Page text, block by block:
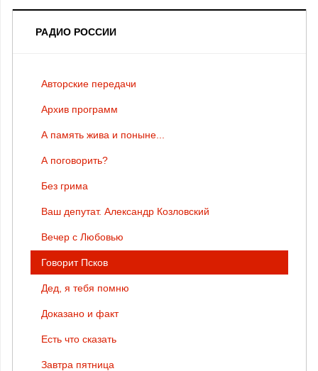
РАДИО РОССИИ
Авторские передачи
Архив программ
А память жива и поныне...
А поговорить?
Без грима
Ваш депутат. Александр Козловский
Вечер с Любовью
Говорит Псков
Дед, я тебя помню
Доказано и факт
Есть что сказать
Завтра пятница